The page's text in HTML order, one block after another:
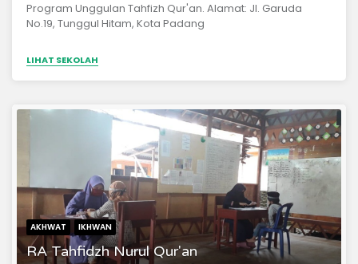
Program Unggulan Tahfizh Qur'an. Alamat: Jl. Garuda
No.19, Tunggul Hitam, Kota Padang
LIHAT SEKOLAH
AKHWAT IKHWAN
RA Tahfidzh Nurul Qur'an